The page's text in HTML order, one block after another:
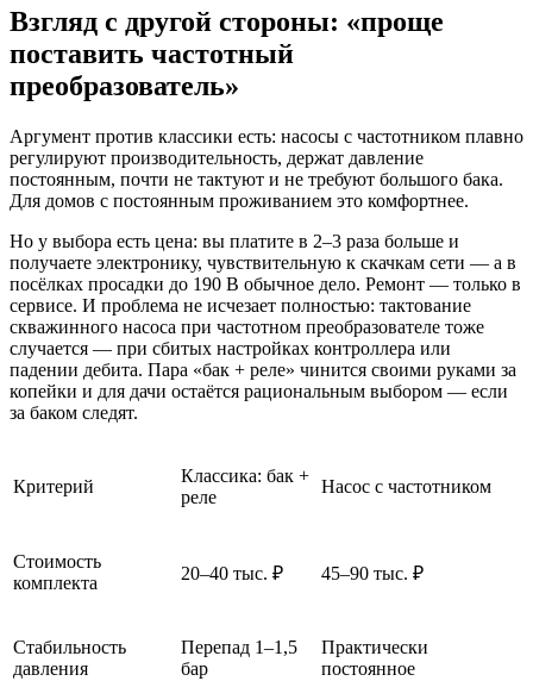
Взгляд с другой стороны: «проще
поставить частотный
преобразователь»
Аргумент против классики есть: насосы с частотником плавно
регулируют производительность, держат давление
постоянным, почти не тактуют и не требуют большого бака.
Для домов с постоянным проживанием это комфортнее.
Но у выбора есть цена: вы платите в 2–3 раза больше и
получаете электронику, чувствительную к скачкам сети — а в
посёлках просадки до 190 В обычное дело. Ремонт — только в
сервисе. И проблема не исчезает полностью: тактование
скважинного насоса при частотном преобразователе тоже
случается — при сбитых настройках контроллера или
падении дебита. Пара «бак + реле» чинится своими руками за
копейки и для дачи остаётся рациональным выбором — если
за баком следят.
Критерий
Классика: бак +
реле
Насос с частотником
Стоимость
комплекта
20–40 тыс. ₽ 45–90 тыс. ₽
Стабильность
давления
Перепад 1–1,5
бар
Практически
постоянное